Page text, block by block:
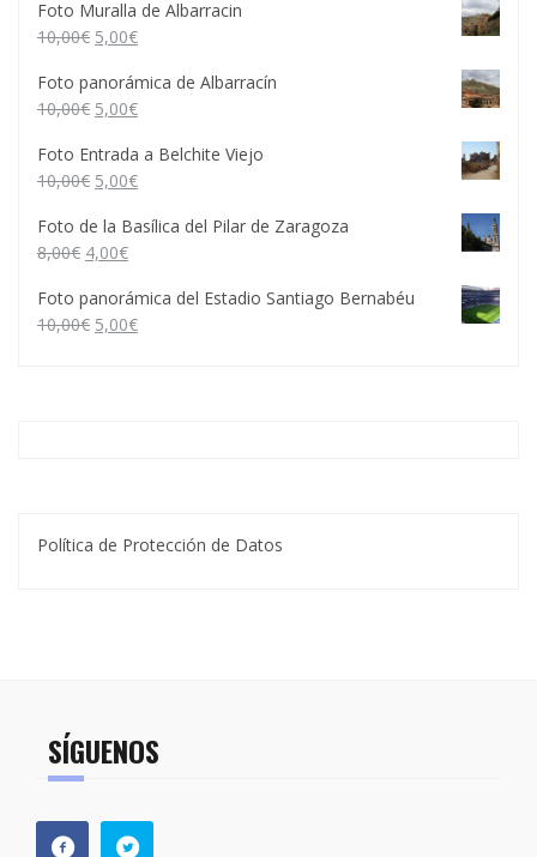
Foto Muralla de Albarracin
10,00€ 5,00€
Foto panorámica de Albarracín
10,00€ 5,00€
Foto Entrada a Belchite Viejo
10,00€ 5,00€
Foto de la Basílica del Pilar de Zaragoza
8,00€ 4,00€
Foto panorámica del Estadio Santiago Bernabéu
10,00€ 5,00€
Política de Protección de Datos
SÍGUENOS